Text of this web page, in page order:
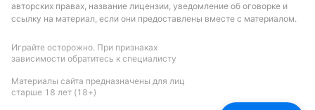
авторских правах, название лицензии, уведомление об оговорке и
ссылку на материал, если они предоставлены вместе с материалом.
Играйте осторожно. При признаках
зависимости обратитесь к специалисту
Материалы сайта предназначены для лиц
старше 18 лет (18+)